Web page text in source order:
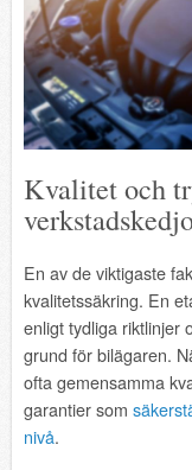
Kvalitet och
En av de viktigaste
kvalitetssäkring. En
enligt tydliga riktlinjer
grund för bilägaren.
ofta gemensamma
garantier som
nivå.